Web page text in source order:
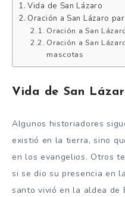
Vida de San Lázaro
Oración a San Lázaro
Oración a San
Oración a San
mascotas
Vida de San
Algunos historiadores
existió en la tierra, sino
en los evangelios. Otros
si se dio su presencia en
santo vivió en la aldea de